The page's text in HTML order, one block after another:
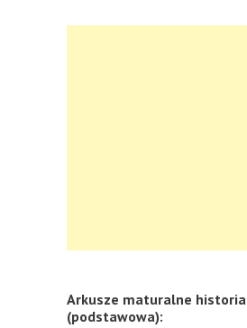
Arkusze maturalne historia
(podstawowa):